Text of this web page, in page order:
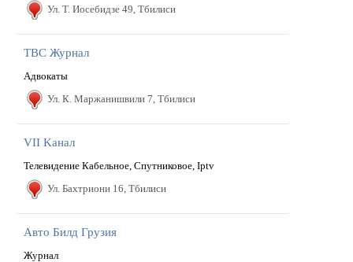
Ул. Т. Иосебидзе 49, Тбилиси
TBC Журнал
Адвокаты
Ул. К. Маржанишвили 7, Тбилиси
VII Kанал
Телевидение Кабельное, Cпутниковое, Iptv
Ул. Бахтриони 16, Тбилиси
Авто Билд Грузия
Журнал